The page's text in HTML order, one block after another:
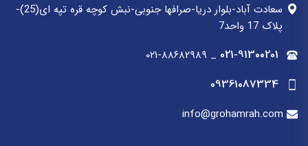
سعادت آباد-بلوار دریا-صرافها جنوبی-نبش کوچه قره تپه ای(25)-
پلاک 17 واحد7
021-91300201
_ ۰۲۱-۸۸۶۸۲۹۸۹
09361087334
info@grohamrah.com